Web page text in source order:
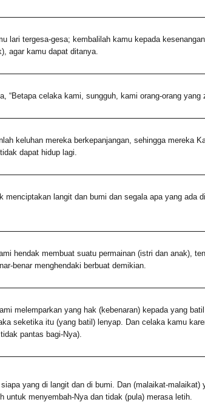
lari tergesa-gesa; kembalilah kamu kepada
agar kamu dapat ditanya.
“Betapa celaka kami, sungguh, kami orang-orang yang
keluhan mereka berkepanjangan, sehingga mereka
dapat hidup lagi.
menciptakan langit dan bumi dan segala apa yang ada
hendak membuat suatu permainan (istri dan anak),
benar menghendaki berbuat demikian.
melemparkan yang hak (kebenaran) kepada yang
seketika itu (yang batil) lenyap. Dan celaka kamu
pantas bagi-Nya).
yang di langit dan di bumi. Dan (malaikat-malaikat)
untuk menyembah-Nya dan tidak (pula) merasa letih.